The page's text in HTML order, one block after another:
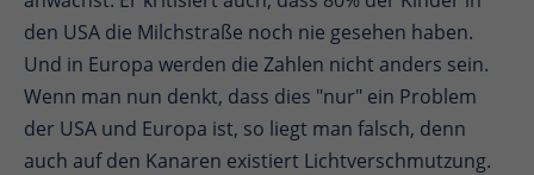
den USA die Milchstraße noch nie gesehen haben.
Und in Europa werden die Zahlen nicht anders sein.
Wenn man nun denkt, dass dies "nur" ein Problem
der USA und Europa ist, so liegt man falsch, denn
auch auf den Kanaren existiert Lichtverschmutzung.